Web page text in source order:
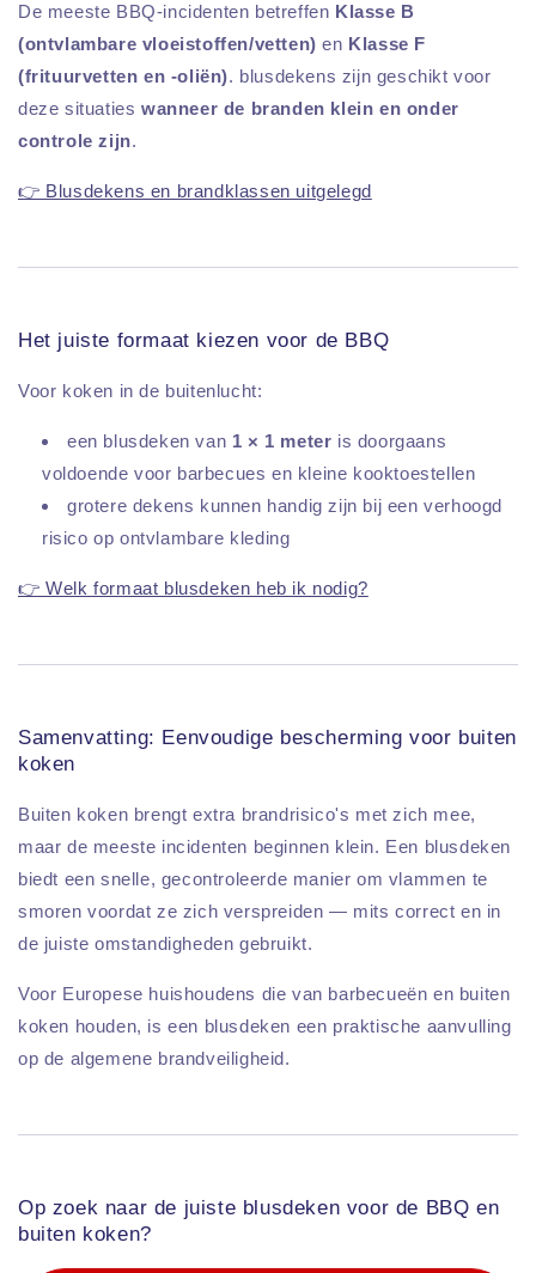
De meeste BBQ-incidenten betreffen Klasse B
(ontvlambare vloeistoffen/vetten) en Klasse F
(frituurvetten en -oliën). blusdekens zijn geschikt voor
deze situaties wanneer de branden klein en onder
controle zijn.
👉 Blusdekens en brandklassen uitgelegd
Het juiste formaat kiezen voor de BBQ
Voor koken in de buitenlucht:
een blusdeken van 1 × 1 meter is doorgaans
voldoende voor barbecues en kleine kooktoestellen
grotere dekens kunnen handig zijn bij een verhoogd
risico op ontvlambare kleding
👉 Welk formaat blusdeken heb ik nodig?
Samenvatting: Eenvoudige bescherming voor buiten
koken
Buiten koken brengt extra brandrisico's met zich mee,
maar de meeste incidenten beginnen klein. Een blusdeken
biedt een snelle, gecontroleerde manier om vlammen te
smoren voordat ze zich verspreiden — mits correct en in
de juiste omstandigheden gebruikt.
Voor Europese huishoudens die van barbecueën en buiten
koken houden, is een blusdeken een praktische aanvulling
op de algemene brandveiligheid.
Op zoek naar de juiste blusdeken voor de BBQ en
buiten koken?